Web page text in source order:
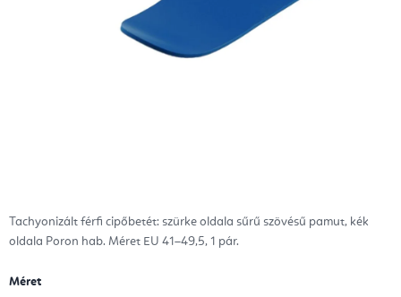
Tachyonizált férfi cipőbetét: szürke oldala sűrű szövésű pamut, kék
oldala Poron hab. Méret EU 41–49,5, 1 pár.
Méret